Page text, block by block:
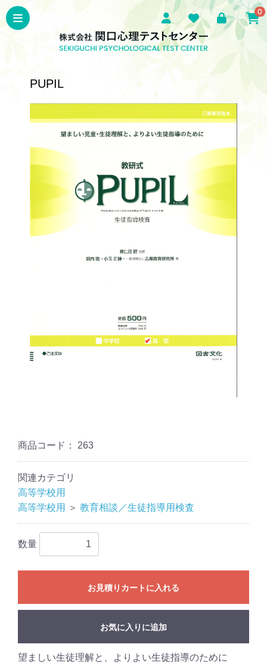
0
PUPIL
商品コード： 263
関連カテゴリ
高等学校用
高等学校用
＞ 教育相談／生徒指導用検査
数量
お見積りカートに入れる
お気に入りに追加
望ましい生徒理解と、よりよい生徒指導のために